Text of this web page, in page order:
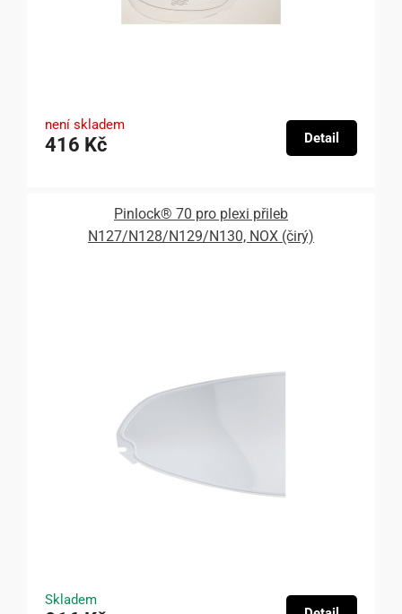
není skladem
416 Kč Detail
Pinlock® 70 pro plexi přileb
N127/N128/N129/N130, NOX (čirý)
Skladem